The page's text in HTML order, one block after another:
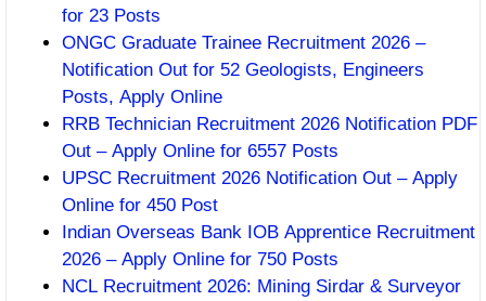
for 23 Posts
ONGC Graduate Trainee Recruitment 2026 –
Notification Out for 52 Geologists, Engineers
Posts, Apply Online
RRB Technician Recruitment 2026 Notification PDF
Out – Apply Online for 6557 Posts
UPSC Recruitment 2026 Notification Out – Apply
Online for 450 Post
Indian Overseas Bank IOB Apprentice Recruitment
2026 – Apply Online for 750 Posts
NCL Recruitment 2026: Mining Sirdar & Surveyor